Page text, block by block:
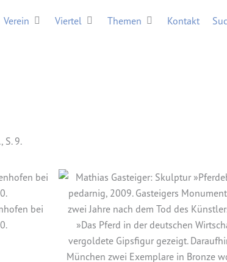
Alte Ziegelei
Verein Öffne Verein
Viertel Öffne Viertel
Themen Öffne Themen
Kontakt
bei